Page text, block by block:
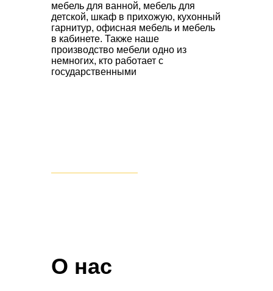
мебель для ванной, мебель для
детской, шкаф в прихожую, кухонный
гарнитур, офисная мебель и мебель
в кабинете. Также наше
производство мебели одно из
немногих, кто работает с
государственными
О нас